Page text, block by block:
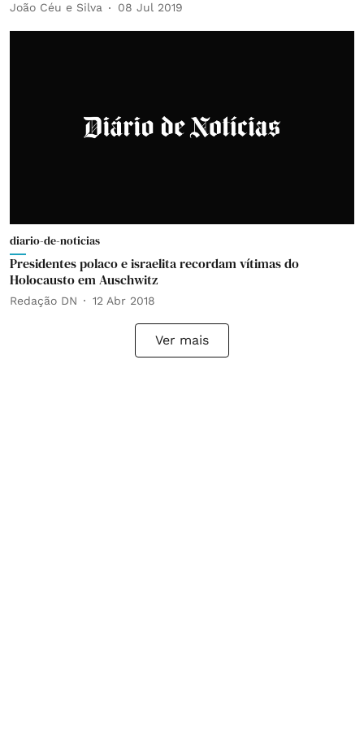
João Céu e Silva 08 Jul 2019
diario-de-noticias
Presidentes polaco e israelita recordam vítimas do
Holocausto em Auschwitz
Redação DN 12 Abr 2018
Ver mais